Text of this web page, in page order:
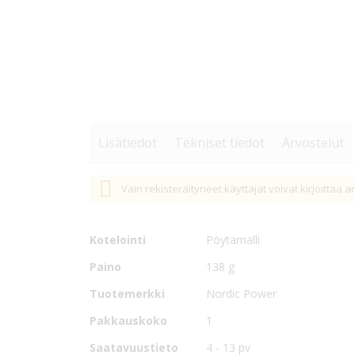
HP-REMOTE on 5m kaapelilla varustettu
(1500 W) ja HP-3000 (3000 W).
Tekniset
tiedot
Nimike
HP-REMOTE
Kotelointi
Pöytämalli
Paino
138 g
Tuotemerkki
Nordic Power
Pakkauskoko
1
Saatavuustieto
4 - 13 pv
Vain rekisteräityneet käyttäjät voivat kirjoittaa